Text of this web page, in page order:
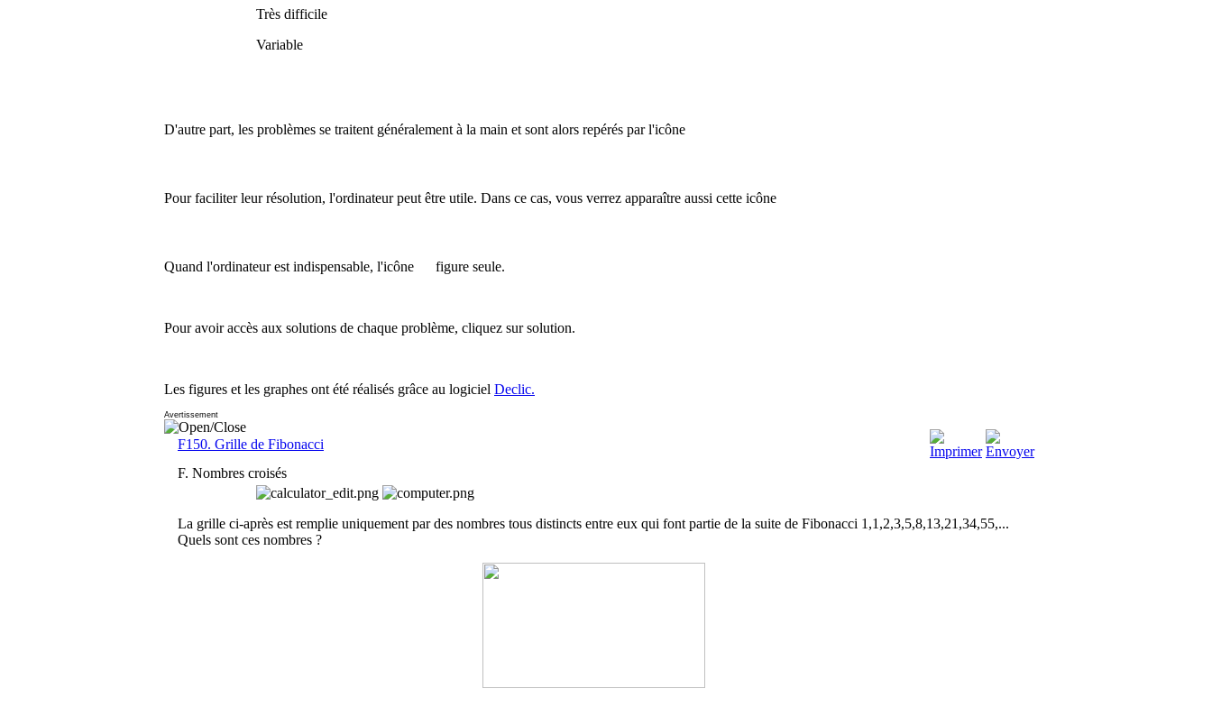
Très difficile
Variable
D'autre part, les problèmes se traitent généralement à la main et sont alors repérés par l'icône
Pour faciliter leur résolution, l'ordinateur peut être utile. Dans ce cas, vous verrez apparaître aussi cette icône
Quand l'ordinateur est indispensable, l'icône figure seule.
Pour avoir accès aux solutions de chaque problème, cliquez sur solution.
Les figures et les graphes ont été réalisés grâce au logiciel Declic.
Avertissement
F150. Grille de Fibonacci
F. Nombres croisés
La grille ci-après est remplie uniquement par des nombres tous distincts entre eux qui font partie de la suite de Fibonacci 1,1,2,3,5,8,13,21,34,55,...
Quels sont ces nombres ?